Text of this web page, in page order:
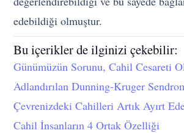
edebildiği olmuştur.
Bu içerikler de ilginizi çekebilir:
Günümüzün Sorunu, Cahil Cesareti
Adlandırılan Dunning-Kruger
Çevrenizdeki Cahilleri Artık Ayırt
Cahil İnsanların 4 Ortak Özelliği